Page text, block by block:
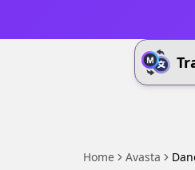
Home Avasta